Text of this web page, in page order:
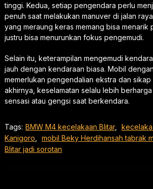
tinggi. Kedua, setiap pengendara perlu
penuh saat melakukan manuver di jalan
yang meraung keras memang bisa menarik
justru bisa menurunkan fokus pengemudi.
Selain itu, keterampilan mengemudi
jauh dengan kendaraan biasa. Mobil
memerlukan pengendalian ekstra dan sikap
akhirnya, keselamatan selalu lebih
sensasi atau gengsi saat berkendara.
Tags: BMW M4 kecelakaan Blitar,
Kanigoro
mobil Beky Herdihansah tabrak
Blitar jadi sorotan